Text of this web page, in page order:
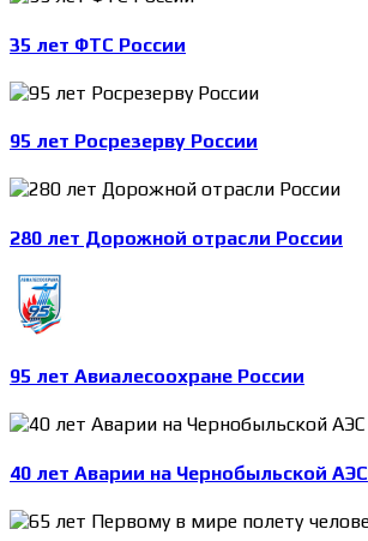
35 лет ФТС России
95 лет Росрезерву России
280 лет Дорожной отрасли России
95 лет Авиалесоохране России
40 лет Аварии на Чернобыльской АЭС